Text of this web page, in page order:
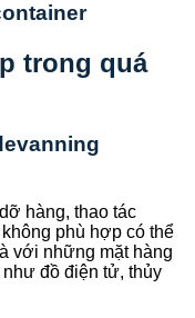
trong quá
hàng, thao tác
phù hợp có thể
với những mặt hàng
đồ điện tử, thủy